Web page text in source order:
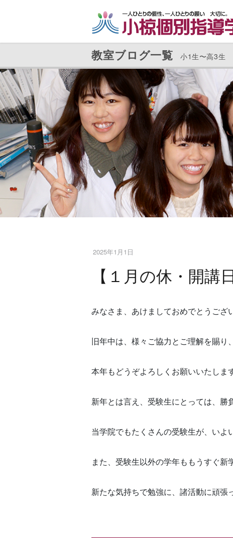
ン
へ
ス
キ
ッ
プ
ー
ョ
ン
に
移
動
教室ブログ一覧
2025年1月1日
【１月の休・開講
みなさま、あけましておめでとうござ
旧年中は、様々ご協力とご理解を賜
本年もどうぞよろしくお願いいたしま
新年とは言え、受験生にとっては、勝
当学院でもたくさんの受験生が、いよ
また、受験生以外の学年ももうすぐ新
新たな気持ちで勉強に、諸活動に頑